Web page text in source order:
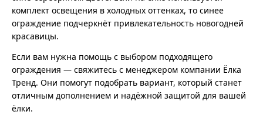
комплект освещения в холодных оттенках, то синее
ограждение подчеркнёт привлекательность новогодней
красавицы.
Если вам нужна помощь с выбором подходящего
ограждения — свяжитесь с менеджером компании Ёлка
Тренд. Они помогут подобрать вариант, который станет
отличным дополнением и надёжной защитой для вашей
ёлки.